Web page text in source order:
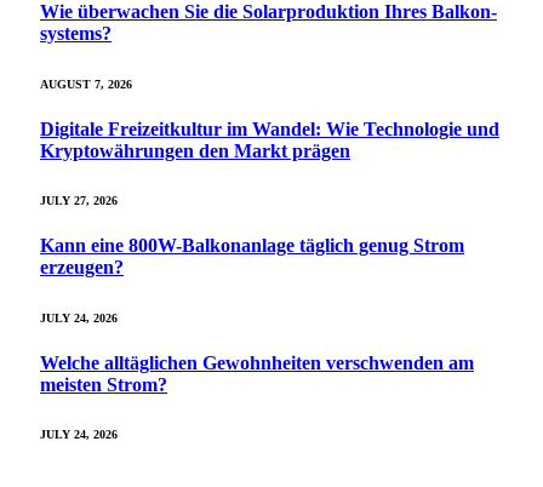
Wie überwachen Sie die Solarproduktion Ihres Balkon­
systems?
AUGUST 7, 2026
Digitale Freizeitkultur im Wandel: Wie Technologie und
Kryptowährungen den Markt prägen
JULY 27, 2026
Kann eine 800W-Balkonanlage täglich genug Strom
erzeugen?
JULY 24, 2026
Welche alltäglichen Gewohnheiten verschwenden am
meisten Strom?
JULY 24, 2026